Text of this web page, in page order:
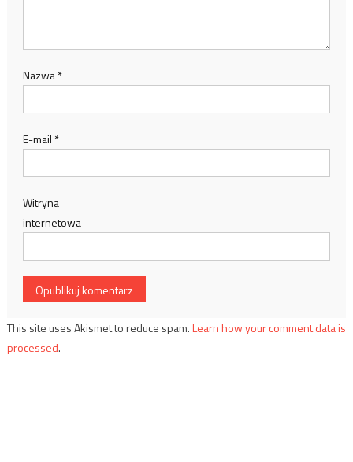
Nazwa*
E-mail *
Witryna
internetowa
This site uses Akismet to reduce spam.Learn how your comment data is
processed.